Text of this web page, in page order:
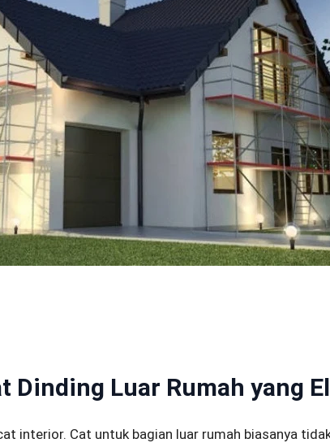
Dinding Luar Rumah yang
interior. Cat untuk bagian luar rumah biasanya